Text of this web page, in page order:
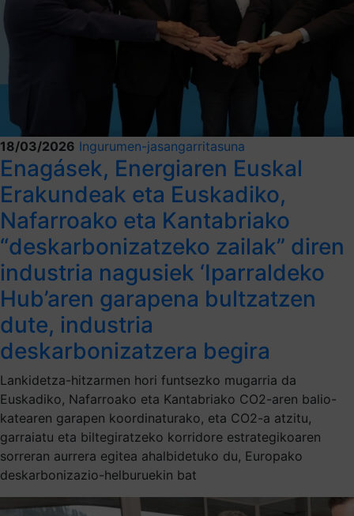
18/03/2026 Ingurumen-jasangarritasuna
Enagásek, Energiaren Euskal
Erakundeak eta Euskadiko,
Nafarroako eta Kantabriako
“deskarbonizatzeko zailak” diren
industria nagusiek ‘Iparraldeko
Hub’aren garapena bultzatzen
dute, industria
deskarbonizatzera begira
Lankidetza-hitzarmen hori funtsezko mugarria da
Euskadiko, Nafarroako eta Kantabriako CO2-aren balio-
katearen garapen koordinaturako, eta CO2-a atzitu,
garraiatu eta biltegiratzeko korridore estrategikoaren
sorreran aurrera egitea ahalbidetuko du, Europako
deskarbonizazio-helburuekin bat